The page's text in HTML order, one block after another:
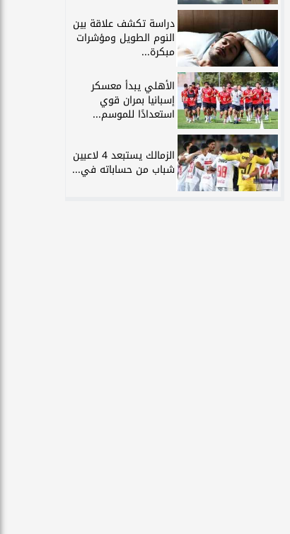
دراسة تكشف علاقة بين
النوم الطويل ومؤشرات
مبكرة...
الأهلي يبدأ معسكر
إسبانيا بمران قوي
استعدادًا للموسم...
الزمالك يستبعد 4 لاعبين
شباب من حساباته في...